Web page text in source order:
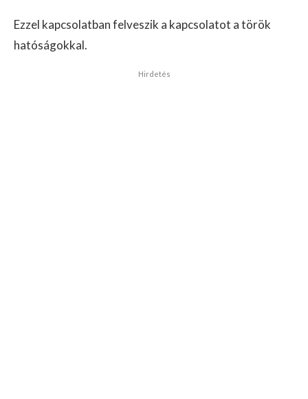
Ezzel kapcsolatban felveszik a kapcsolatot a török
hatóságokkal.
Hirdetés